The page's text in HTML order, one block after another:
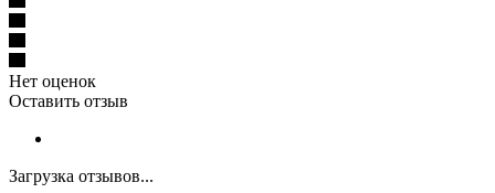
Нет оценок
Оставить отзыв
Загрузка отзывов...